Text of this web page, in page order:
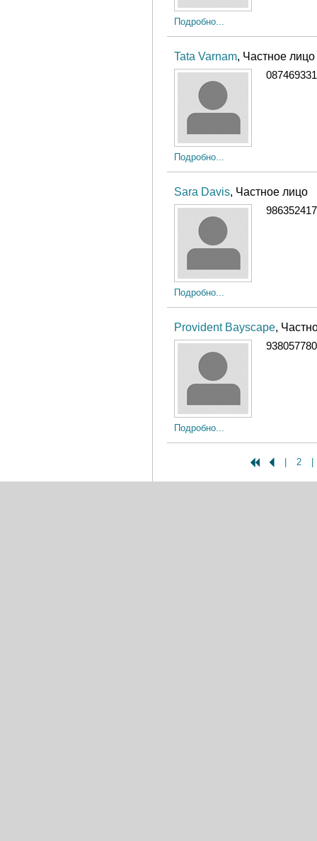
Подробно...
Tata Varnam, Частное лицо
Подробно...
Sara Davis, Частное лицо
Подробно...
Provident Bayscape,
Подробно...
2